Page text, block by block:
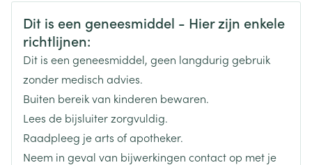
Organisaties
Merken Boiron
Breedte 12 mm
Lengte 43 mm
Veiligheidsinformatie
Dit is een geneesmiddel - Hier zijn enkele
richtlijnen:
Dit is een geneesmiddel, geen langdurig gebruik
zonder medisch advies.
Buiten bereik van kinderen bewaren.
Lees de bijsluiter zorgvuldig.
Raadpleeg je arts of apotheker.
Neem in geval van bijwerkingen contact op met je